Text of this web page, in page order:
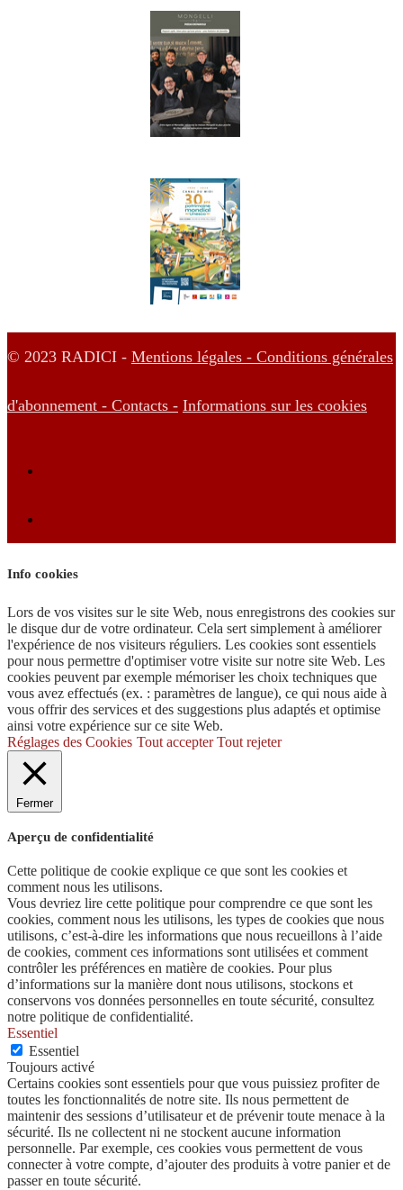
© 2023 RADICI - Mentions légales - Conditions générales
d'abonnement - Contacts - Informations sur les cookies
Info cookies
Lors de vos visites sur le site Web, nous enregistrons des cookies sur
le disque dur de votre ordinateur. Cela sert simplement à améliorer
l'expérience de nos visiteurs réguliers. Les cookies sont essentiels
pour nous permettre d'optimiser votre visite sur notre site Web. Les
cookies peuvent par exemple mémoriser les choix techniques que
vous avez effectués (ex. : paramètres de langue), ce qui nous aide à
vous offrir des services et des suggestions plus adaptés et optimise
ainsi votre expérience sur ce site Web.
Réglages des Cookies Tout accepter Tout rejeter
Fermer
Aperçu de confidentialité
Cette politique de cookie explique ce que sont les cookies et
comment nous les utilisons.
Vous devriez lire cette politique pour comprendre ce que sont les
cookies, comment nous les utilisons, les types de cookies que nous
utilisons, c’est-à-dire les informations que nous recueillons à l’aide
de cookies, comment ces informations sont utilisées et comment
contrôler les préférences en matière de cookies. Pour plus
d’informations sur la manière dont nous utilisons, stockons et
conservons vos données personnelles en toute sécurité, consultez
notre politique de confidentialité.
Essentiel
Essentiel
Toujours activé
Certains cookies sont essentiels pour que vous puissiez profiter de
toutes les fonctionnalités de notre site. Ils nous permettent de
maintenir des sessions d’utilisateur et de prévenir toute menace à la
sécurité. Ils ne collectent ni ne stockent aucune information
personnelle. Par exemple, ces cookies vous permettent de vous
connecter à votre compte, d’ajouter des produits à votre panier et de
passer en toute sécurité.